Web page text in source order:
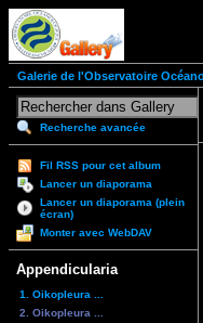
Galerie de l'Observatoire
Recherche avancée
Fil RSS pour cet album
Lancer un diaporama
Lancer un diaporama (plein
écran)
Monter avec WebDAV
Appendicularia
1. Oikopleura ...
2. Oikopleura ...